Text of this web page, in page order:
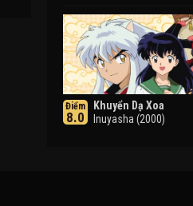
Điểm
8.0
Khuyển Dạ Xoa
Inuyasha (2000)